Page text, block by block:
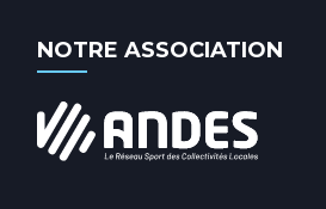
NOTRE ASSOCIATION